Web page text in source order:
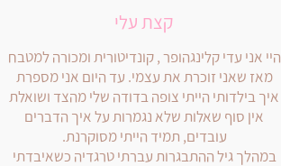
קצת עלי
היי אני עדי קלינגהופר , קונדיטורית ומכורה למטבח
מאז שאני זוכרת את עצמי. עד היום אני מספרת
איך בילדותי הייתי צופה בדודה שלי מהצד ושואלת
אין סוף שאלות שלא נגמרות על איך הדברים
עובדים, תמיד הייתי מסוקרנת.
במהלך גיל ההתבגרות עברתי טרגדיה כשאיבדתי